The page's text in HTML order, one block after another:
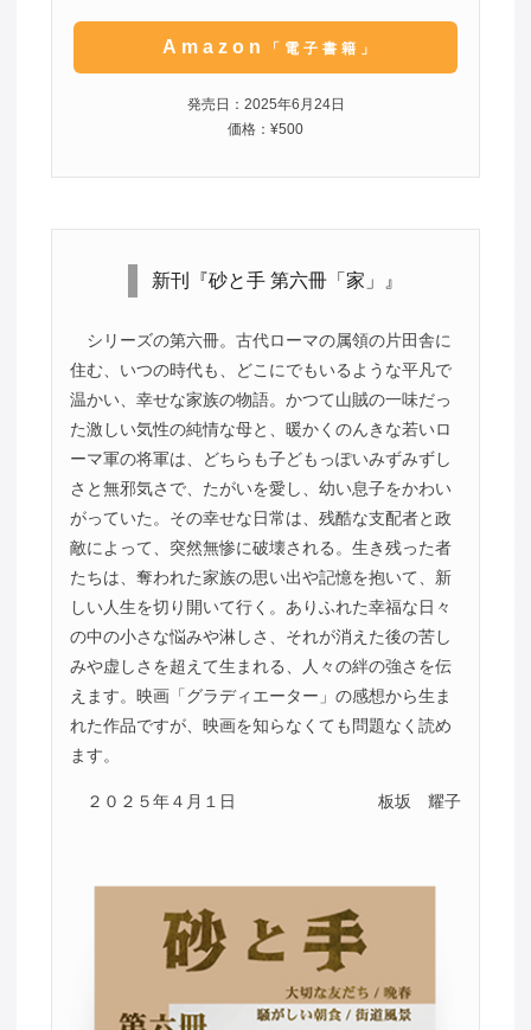
Amazon 「電子書籍」
発売日：2025年6月24日
価格：¥500
新刊『砂と手 第六冊「家」』
シリーズの第六冊。古代ローマの属領の片田舎に
住む、いつの時代も、どこにでもいるような平凡で
温かい、幸せな家族の物語。かつて山賊の一味だっ
た激しい気性の純情な母と、暖かくのんきな若いロ
ーマ軍の将軍は、どちらも子どもっぽいみずみずし
さと無邪気さで、たがいを愛し、幼い息子をかわい
がっていた。その幸せな日常は、残酷な支配者と政
敵によって、突然無惨に破壊される。生き残った者
たちは、奪われた家族の思い出や記憶を抱いて、新
しい人生を切り開いて行く。ありふれた幸福な日々
の中の小さな悩みや淋しさ、それが消えた後の苦し
みや虚しさを超えて生まれる、人々の絆の強さを伝
えます。映画「グラディエーター」の感想から生ま
れた作品ですが、映画を知らなくても問題なく読め
ます。
２０２５年４月１日 板坂 耀子